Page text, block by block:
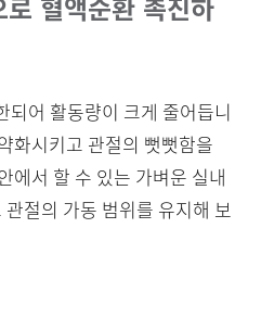
혈액순환 촉진하
되어 활동량이 크게 줄어듭니
화시키고 관절의 뻣뻣함을
에서 할 수 있는 가벼운 실내
절의 가동 범위를 유지해 보